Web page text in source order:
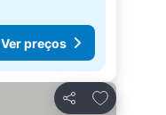
Ver preços
Partilhar
Adicionar